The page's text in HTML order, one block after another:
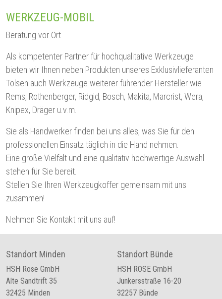
WERKZEUG-MOBIL
Beratung vor Ort
Als kompetenter Partner für hochqualitative Werkzeuge
bieten wir Ihnen neben Produkten unseres Exklusivlieferanten
Tolsen auch Werkzeuge weiterer führender Hersteller wie
Rems, Rothenberger, Ridgid, Bosch, Makita, Marcrist, Wera,
Knipex, Dräger u.v.m.
Sie als Handwerker finden bei uns alles, was Sie für den
professionellen Einsatz täglich in die Hand nehmen.
Eine große Vielfalt und eine qualitativ hochwertige Auswahl
stehen für Sie bereit.
Stellen Sie Ihren Werkzeugkoffer gemeinsam mit uns
zusammen!
Nehmen Sie Kontakt mit uns auf!
Standort Minden
HSH Rose GmbH
Alte Sandtrift 35
32425 Minden
Standort Bünde
HSH ROSE GmbH
Junkersstraße 16-20
32257 Bünde